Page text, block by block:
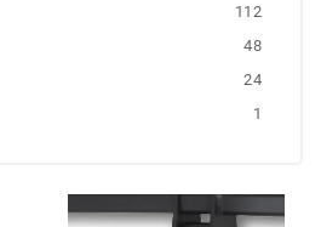
112
48
24
1
53